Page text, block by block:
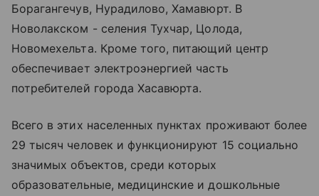
Борагангечув, Нурадилово, Хамавюрт. В
Новолакском - селения Тухчар, Цолода,
Новомехельта. Кроме того, питающий центр
обеспечивает электроэнергией часть
потребителей города Хасавюрта.
Всего в этих населенных пунктах проживают более
29 тысяч человек и функционируют 15 социально
значимых объектов, среди которых
образовательные, медицинские и дошкольные